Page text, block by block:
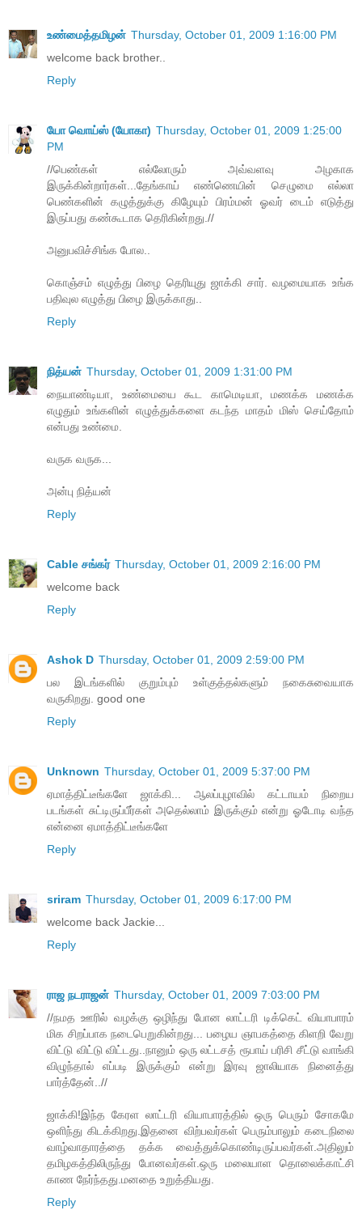
உண்மைத்தமிழன் Thursday, October 01, 2009 1:16:00 PM
welcome back brother..
Reply
யோ வொய்ஸ் (யோகா) Thursday, October 01, 2009 1:25:00
PM
//பெண்கள் எல்லோரும் அவ்வளவு அழகாக
இருக்கின்றார்கள்...தேங்காய் எண்ணெயின் செழுமை எல்லா
பெண்களின் கழுத்துக்கு கிழேயும் பிரம்மன் ஓவர் டைம் எடுத்து
இருப்பது கண்கூடாக தெரிகின்றது.//
அனுபவிச்சிங்க போல..
கொஞ்சம் எழுத்து பிழை தெரியுது ஜாக்கி சார். வழமையாக உங்க
பதிவுல எழுத்து பிழை இருக்காது..
Reply
நித்யன் Thursday, October 01, 2009 1:31:00 PM
நையாண்டியா, உண்மையை கூட காமெடியா, மணக்க மணக்க
எழுதும் உங்களின் எழுத்துக்களை கடந்த மாதம் மிஸ் செய்தோம்
என்பது உண்மை.
வருக வருக...
அன்பு நித்யன்
Reply
Cable சங்கர் Thursday, October 01, 2009 2:16:00 PM
welcome back
Reply
Ashok D Thursday, October 01, 2009 2:59:00 PM
பல இடங்களில் குறும்பும் உள்குத்தல்களும் நகைசுவையாக
வருகிறது. good one
Reply
Unknown Thursday, October 01, 2009 5:37:00 PM
ஏமாத்திட்டீங்களே ஜாக்கி... ஆலப்புழாவில் கட்டாயம் நிறைய
படங்கள் சுட்டிருப்பீர்கள் அதெல்லாம் இருக்கும் என்று ஓடோடி வந்த
என்னை ஏமாத்திட்டீங்களே
Reply
sriram Thursday, October 01, 2009 6:17:00 PM
welcome back Jackie...
Reply
ராஜ நடராஜன் Thursday, October 01, 2009 7:03:00 PM
//நமத ஊரில் வழக்கு ஒழிந்து போன லாட்டரி டிக்கெட் வியாபாரம்
மிக சிறப்பாக நடைபெறுகின்றது... பழைய ஞாபகத்தை கிளறி வேறு
விட்டு விட்டு விட்டது..நானும் ஒரு லட்டசத் ரூபாய் பரிசி சீட்டு வாங்கி
விழுந்தால் எப்படி இருக்கும் என்று இரவு ஜாலியாக நினைத்து
பார்த்தேன்..//
ஜாக்கி!இந்த கேரள லாட்டரி வியாபாரத்தில் ஒரு பெரும் சோகமே
ஒளிந்து கிடக்கிறது.இதனை விற்பவர்கள் பெரும்பாலும் கடைநிலை
வாழ்வாதாரத்தை தக்க வைத்துக்கொண்டிருப்பவர்கள்.அதிலும்
தமிழகத்திலிருந்து போனவர்கள்.ஒரு மலையாள தொலைக்காட்சி
காண நேர்ந்தது.மனதை உறுத்தியது.
Reply